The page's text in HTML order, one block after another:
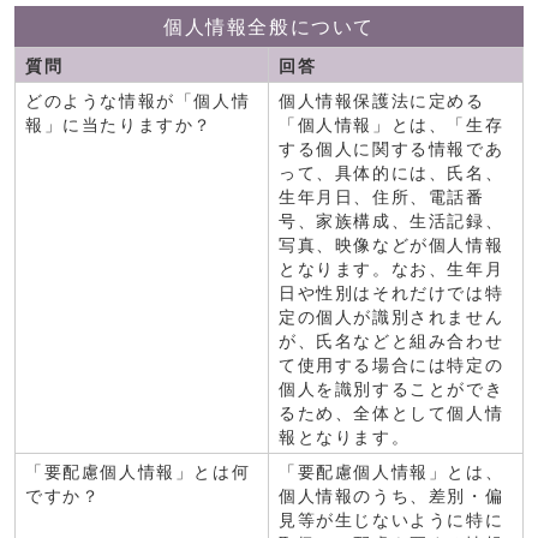
個人情報全般について
質問
回答
どのような情報が「個人情
報」に当たりますか？
個人情報保護法に定める
「個人情報」とは、「生存
する個人に関する情報であ
って、具体的には、氏名、
生年月日、住所、電話番
号、家族構成、生活記録、
写真、映像などが個人情報
となります。なお、生年月
日や性別はそれだけでは特
定の個人が識別されません
が、氏名などと組み合わせ
て使用する場合には特定の
個人を識別することができ
るため、全体として個人情
報となります。
「要配慮個人情報」とは何
ですか？
「要配慮個人情報」とは、
個人情報のうち、差別・偏
見等が生じないように特に